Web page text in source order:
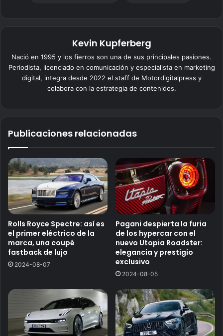
Kevin Kupferberg
Nació en 1995 y los fierros son una de sus principales pasiones.
Periodista, licenciado en comunicación y especialista en marketing
digital, integra desde 2022 el staff de Motordigitalpress y
colabora con la estrategia de contenidos.
Publicaciones relacionadas
Rolls Royce Spectre: así es
el primer eléctrico de la
marca, una coupé
fastback de lujo
2024-08-07
Pagani despierta la furia
de los hypercar con el
nuevo Utopia Roadster:
elegancia y prestigio
exclusivo
2024-08-05